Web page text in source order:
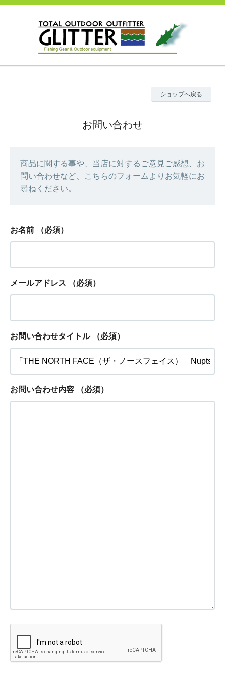
ショップへ戻る
お問い合わせ
商品に関する事や、当店に対するご意見ご感想、お
問い合わせなど、こちらのフォームよりお気軽にお
尋ねください。
お名前 （必須）
メールアドレス （必須）
お問い合わせタイトル （必須）
お問い合わせ内容 （必須）